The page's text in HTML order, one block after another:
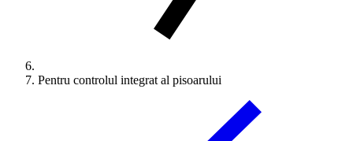
Pentru controlul integrat al pisoarului